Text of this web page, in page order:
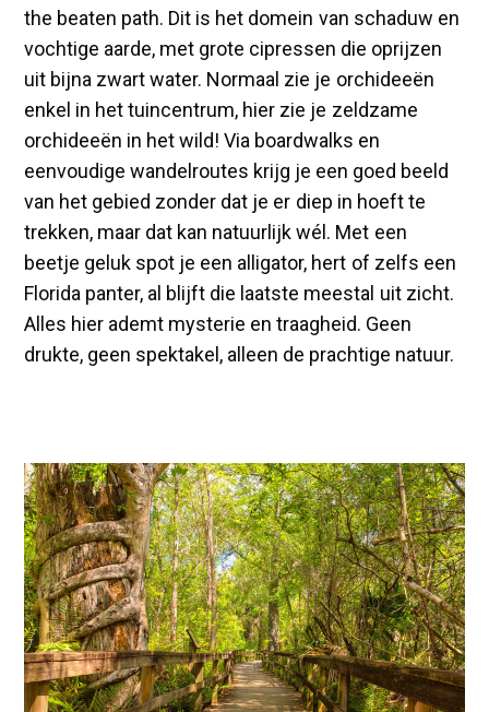
the beaten path. Dit is het domein van schaduw en
vochtige aarde, met grote cipressen die oprijzen
uit bijna zwart water. Normaal zie je orchideeën
enkel in het tuincentrum, hier zie je zeldzame
orchideeën in het wild! Via boardwalks en
eenvoudige wandelroutes krijg je een goed beeld
van het gebied zonder dat je er diep in hoeft te
trekken, maar dat kan natuurlijk wél. Met een
beetje geluk spot je een alligator, hert of zelfs een
Florida panter, al blijft die laatste meestal uit zicht.
Alles hier ademt mysterie en traagheid. Geen
drukte, geen spektakel, alleen de prachtige natuur.